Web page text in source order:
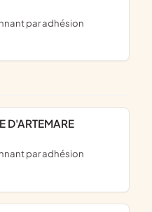
D'ARTEMARE